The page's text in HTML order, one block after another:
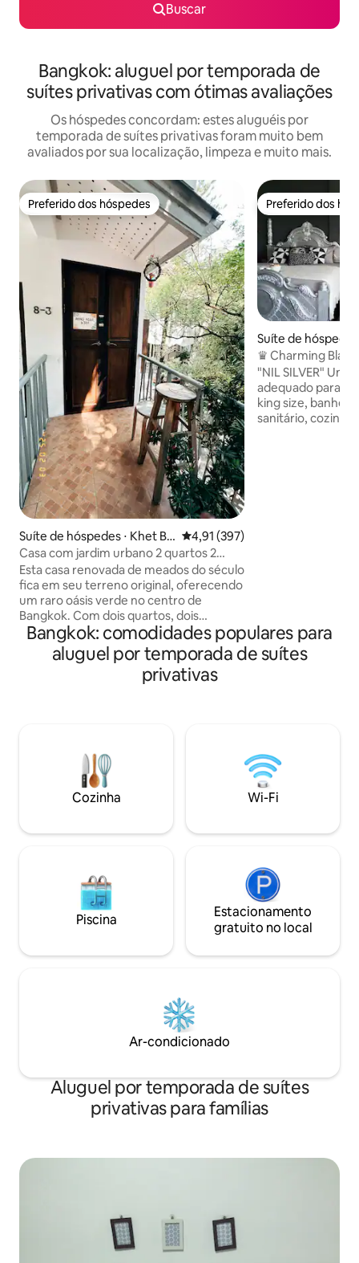
Buscar
Bangkok: aluguel por temporada de
suítes privativas com ótimas avaliações
Os hóspedes concordam: estes aluguéis por
temporada de suítes privativas foram muito bem
avaliados por sua localização, limpeza e muito mais.
Preferido dos hóspedes
Preferido dos hóspedes
Suíte de hóspedes ⋅ Khet Ba
ng Rak
4,91 de uma avaliação média de
4,91 (397)
Casa com jardim urbano 2 quartos 2
banheiros-Cozinha-3MintoBTS-storebag
Esta casa renovada de meados do século
fica em seu terreno original, oferecendo
um raro oásis verde no centro de
Bangkok. Com dois quartos, dois
banheiros, uma sala de estar e uma
cozinha, é perfeito para uma estadia
ideal e relaxada Apenas a 5 minutos a pé
do Surasak BTS e do píer, é ótimo para
de um verdadeiro café da manhã local. O
bairro é tranquilo e seguro, com acesso
por cartão-chave e CCTV adicionado
Preferido dos
Preferido dos
Suíte de
k Yai
♛ Charming
MRT Thaphra ♛
"NIL SILVER" Um
adequado para 4
king size,
sanitário,
Bangkok: comodidades populares para
aluguel por temporada de suítes
privativas
Cozinha Wi-Fi
Piscina
Estacionamento
gratuito no local
Ar-condicionado
Aluguel por temporada de suítes
privativas para famílias